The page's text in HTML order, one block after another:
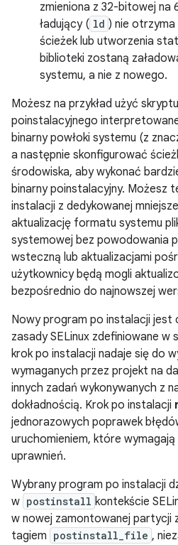
zmieniona z 32-bitowej
ładujący ( ld ) nie otrzyma
ścieżek lub utworzenia
biblioteki zostaną
systemu, a nie z nowego.
Możesz na przykład użyć
poinstalacyjnego
binarny powłoki systemu (z
a następnie skonfigurować
środowiska, aby wykonać
binarny poinstalacyjny. Możesz
instalacji z dedykowanej
aktualizację formatu systemu
systemowej bez powodowania
wsteczną lub aktualizacjami
użytkownicy będą mogli
bezpośrednio do najnowszej
Nowy program po instalacji jest
zasady SELinux zdefiniowane
krok po instalacji nadaje się do
wymaganych przez projekt na
innych zadań wykonywanych z
dokładnością. Krok po instalacji
jednorazowych poprawek
uruchomieniem, które
uprawnień.
Wybrany program po instalacji
w postinstall kontekście
w nowej zamontowanej partycji
tagiem postinstall_file ,